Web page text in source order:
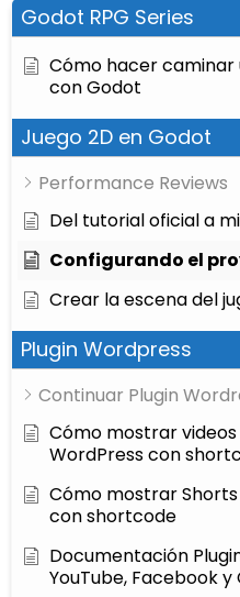
Godot RPG Series
Cómo hacer caminar
con Godot
Juego 2D en Godot
Performance Reviews
Del tutorial oficial a
Configurando el
Crear la escena del
Plugin Wordpress
Continuar Plugin
Cómo mostrar
WordPress con
Cómo mostrar Shorts
con shortcode
Documentación
YouTube, Facebook